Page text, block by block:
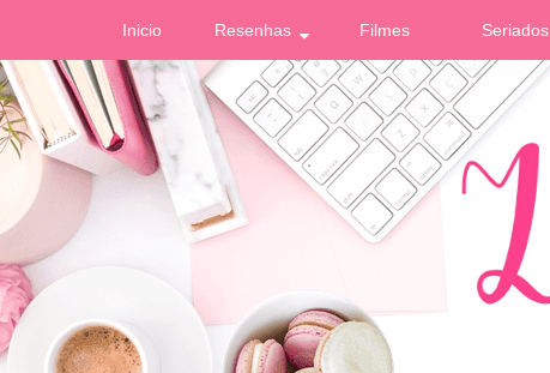
Inicio Resenhas Filmes Seriados